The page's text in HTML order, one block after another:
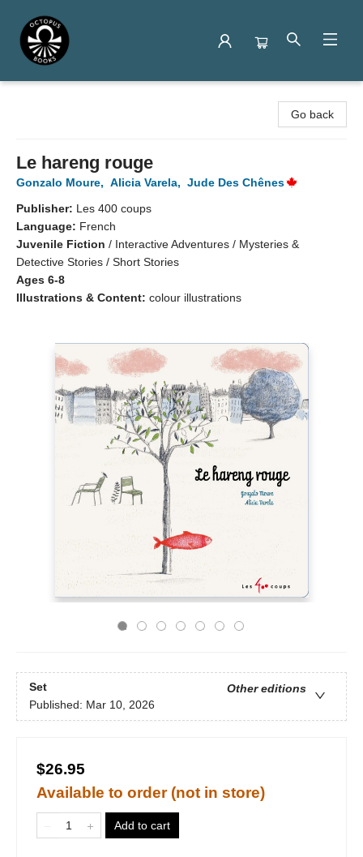
Go back
Le hareng rouge
Gonzalo Moure, Alicia Varela, Jude Des Chênes
Publisher: Les 400 coups
Language: French
Juvenile Fiction / Interactive Adventures / Mysteries &
Detective Stories / Short Stories
Ages 6-8
Illustrations & Content: colour illustrations
Set
Other editions
Published: Mar 10, 2026
$26.95
Available to order (not in store)
Add to cart